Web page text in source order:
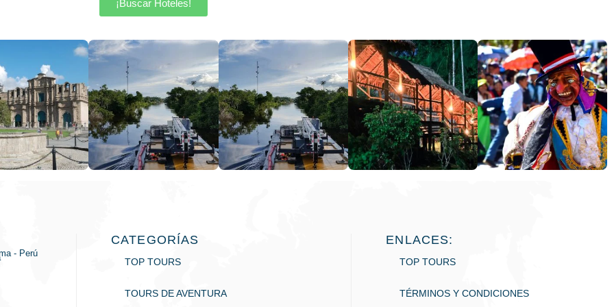
¡Buscar Hoteles!
- Perú
CATEGORÍAS
TOP TOURS
TOURS DE AVENTURA
ENLACES:
TOP TOURS
TÉRMINOS Y CONDICIONES